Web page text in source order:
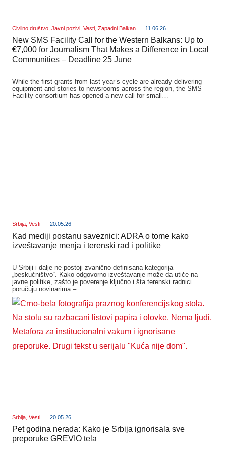
Civilno društvo, Javni pozivi, Vesti, Zapadni Balkan 11.06.26
New SMS Facility Call for the Western Balkans: Up to
€7,000 for Journalism That Makes a Difference in Local
Communities – Deadline 25 June
While the first grants from last year’s cycle are already delivering
equipment and stories to newsrooms across the region, the SMS
Facility consortium has opened a new call for small…
Srbija, Vesti 20.05.26
Kad mediji postanu saveznici: ADRA o tome kako
izveštavanje menja i terenski rad i politike
U Srbiji i dalje ne postoji zvanično definisana kategorija
„beskućništvo“. Kako odgovorno izveštavanje može da utiče na
javne politike, zašto je poverenje ključno i šta terenski radnici
poručuju novinarima –…
Srbija, Vesti 20.05.26
Pet godina nerada: Kako je Srbija ignorisala sve
preporuke GREVIO tela